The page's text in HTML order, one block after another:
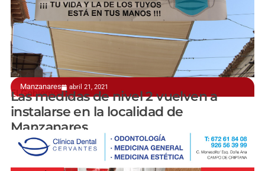
Manzanares abril 21, 2021
El Gobierno regional modifica las restricciones
Las medidas de nivel 2 vuelven a
instalarse en la localidad de
Manzanares
manchainformacion.com